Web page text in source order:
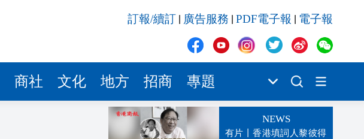
訂報/續訂 廣告服務 PDF電子報 電子報
商社 文化 地方 招商 專題
NEWS
有片丨香港填詞人黎彼得